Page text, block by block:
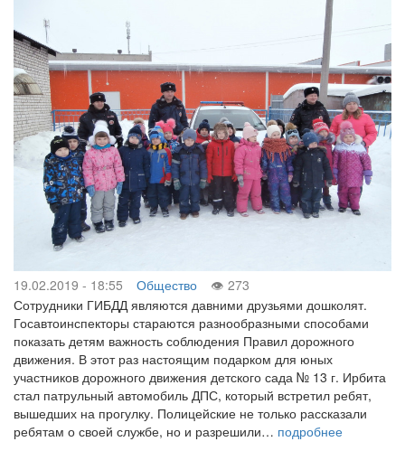
19.02.2019 - 18:55 Общество
273
Сотрудники ГИБДД являются давними друзьями дошколят.
Госавтоинспекторы стараются разнообразными способами
показать детям важность соблюдения Правил дорожного
движения. В этот раз настоящим подарком для юных
участников дорожного движения детского сада № 13 г. Ирбита
стал патрульный автомобиль ДПС, который встретил ребят,
вышедших на прогулку. Полицейские не только рассказали
ребятам о своей службе, но и разрешили… подробнее